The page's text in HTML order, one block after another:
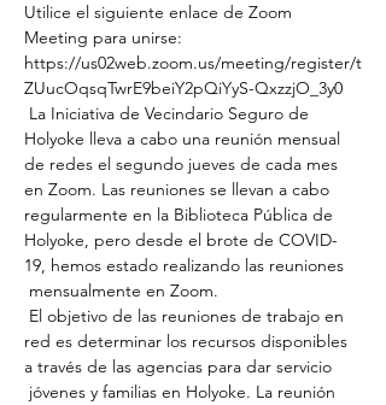
Utilice el siguiente enlace de Zoom
Meeting para unirse:
https://us02web.zoom.us/meeting/register/t
ZUucOqsqTwrE9beiY2pQiYyS-QxzzjO_3y0
Holyoke lleva a cabo una reunión mensual
de redes el segundo jueves de cada mes
en Zoom. Las reuniones se llevan a cabo
regularmente en la Biblioteca Pública de
Holyoke, pero desde el brote de COVID-
19, hemos estado realizando las reuniones
mensualmente en Zoom.
red es determinar los recursos disponibles
a través de las agencias para dar servicio